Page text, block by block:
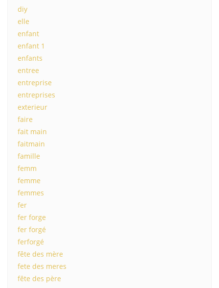
diy
elle
enfant
enfant 1
enfants
entree
entreprise
entreprises
exterieur
faire
fait main
faitmain
famille
femm
femme
femmes
fer
fer forge
fer forgé
ferforgé
fête des mère
fete des meres
fête des père